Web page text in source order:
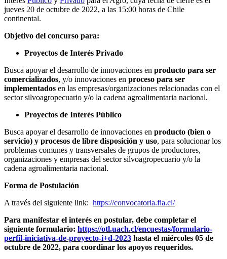
jueves 20 de octubre de 2022, a las 15:00 horas de Chile
continental.
Objetivo del concurso para:
Proyectos de Interés Privado
Busca apoyar el desarrollo de innovaciones en producto para ser
comercializados, y/o innovaciones en proceso para ser
implementados en las empresas/organizaciones relacionadas con el
sector silvoagropecuario y/o la cadena agroalimentaria nacional.
Proyectos de Interés Público
Busca apoyar el desarrollo de innovaciones en producto (bien o
servicio) y procesos de libre disposición y uso, para solucionar los
problemas comunes y transversales de grupos de productores,
organizaciones y empresas del sector silvoagropecuario y/o la
cadena agroalimentaria nacional.
Forma de Postulación
A través del siguiente link: https://convocatoria.fia.cl/
Para manifestar el interés en postular, debe completar el
siguiente formulario: https://otl.uach.cl/encuestas/formulario-
perfil-iniciativa-de-proyecto-i+d-2023 hasta el miércoles 05 de
octubre de 2022, para coordinar los apoyos requeridos.